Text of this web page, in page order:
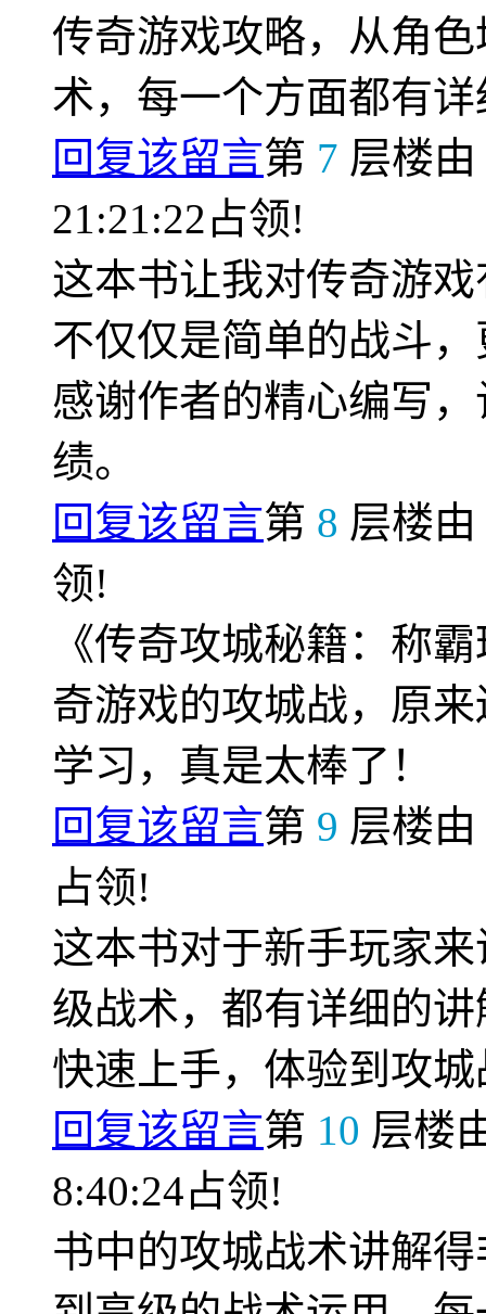
传奇游戏攻略，从角
术，每一个方面都有
回复该留言第 7 层楼由
21:21:22占领!
这本书让我对传奇游
不仅仅是简单的战斗
感谢作者的精心编写
绩。
回复该留言第 8 层楼由
领!
《传奇攻城秘籍：称
奇游戏的攻城战，原
学习，真是太棒了！
回复该留言第 9 层楼由
占领!
这本书对于新手玩家
级战术，都有详细的
快速上手，体验到攻
回复该留言第 10 层楼
8:40:24占领!
书中的攻城战术讲解